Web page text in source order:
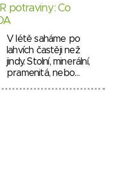
potraviny: Co
V létě saháme po
lahvích častěji než
jindy. Stolní, minerální,
pramenitá, nebo…